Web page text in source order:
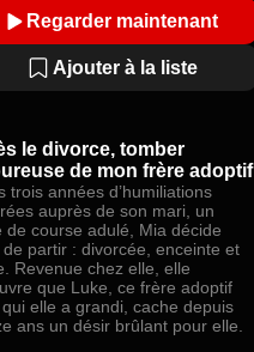
Regarder maintenant
Ajouter à la liste
le divorce, tomber
de mon frère adoptif
trois années d’humiliations
auprès de son mari, un
de course adulé, Mia décide
de partir : divorcée, enceinte et
Revenue chez elle, elle
que Luke, ce frère adoptif
elle a grandi, cache depuis
ans un désir brûlant pour elle.